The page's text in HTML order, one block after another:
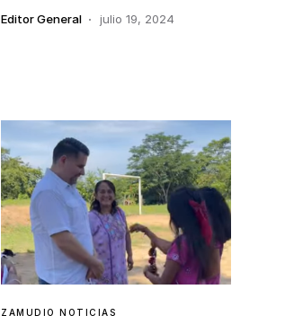
Editor General julio 19, 2024
ZAMUDIO NOTICIAS